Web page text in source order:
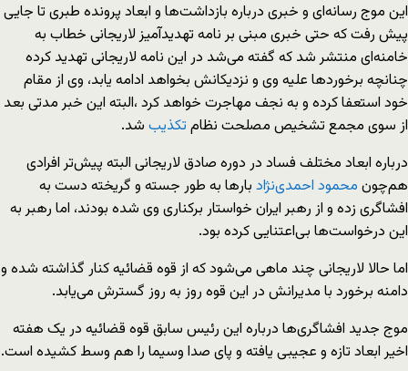
این موج رسانه‌ای و خبری درباره بازداشت‌ها و ابعاد پرونده طبری تا جایی
پیش رفت که حتی خبری مبنی بر نامه تهدید‌آمیز لاریجانی خطاب به
خامنه‌ای منتشر شد که گفته می‌شد در این نامه لاریجانی تهدید کرده
چنانچه برخورد‌ها علیه وی و نزدیکانش بخواهد ادامه یابد، وی از مقام
خود استعفا کرده و به نجف مهاجرت خواهد کرد ،البته این خبر مدتی بعد
از سوی مجمع تشخیص مصلحت نظام تکذیب شد.
درباره ابعاد مختلف فساد در دوره صادق لاریجانی البته پیش‌تر افرادی
هم‌چون محمود احمدینژاد بارها به طور جسته و گریخته دست به
افشاگری زده و از رهبر ایران خواستار برکناری وی شده بودند، اما رهبر به
این درخواست‌ها بی‌اعتنایی کرده بود.
اما حالا لاریجانی چند ماهی می‌شود که از قوه قضائیه کنار گذاشته شده و
دامنه برخورد با مدیرانش در این قوه روز به روز گسترش می‌یابد.
موج جدید افشا‌گری‌ها درباره این رئیس سابق قوه قضائیه در یک هفته
اخیر ابعاد تازه و عجیبی یافته و پای صدا وسیما را هم وسط کشیده است.